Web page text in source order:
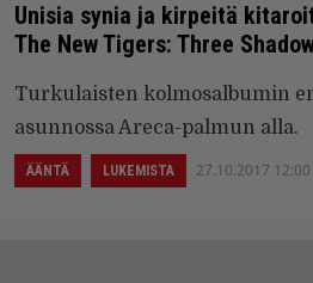
Unisia synia ja kirpeitä
The New Tigers: Three
Turkulaisten kolmosalbumin
asunnossa Areca-palmun alla.
ÄÄNTÄ LUKEMISTA 27.10.2017 12:00